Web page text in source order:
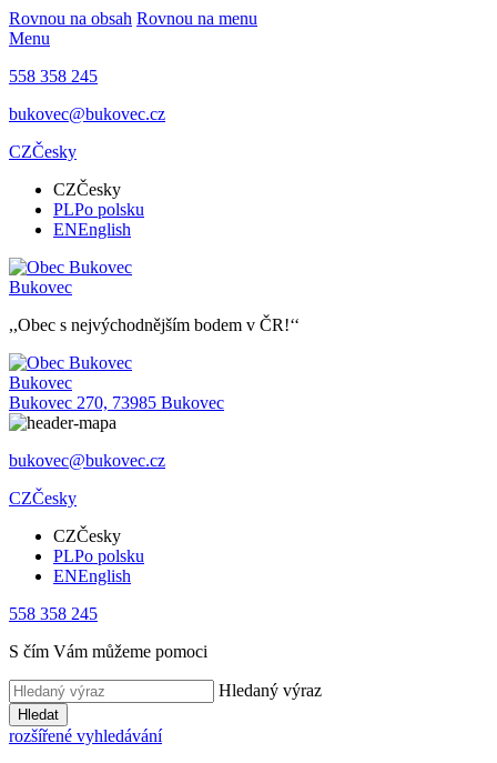
Rovnou na obsah Rovnou na menu
Menu
558 358 245
bukovec@bukovec.cz
CZČesky
CZČesky
PLPo polsku
ENEnglish
Bukovec
,,Obec s nejvýchodnějším bodem v ČR!‘‘
Bukovec
Bukovec 270, 73985 Bukovec
bukovec@bukovec.cz
CZČesky
CZČesky
PLPo polsku
ENEnglish
558 358 245
S čím Vám můžeme pomoci
Hledaný výraz
Hledat
rozšířené vyhledávání